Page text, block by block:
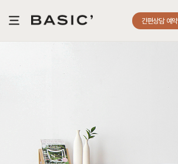
간편상담 예약